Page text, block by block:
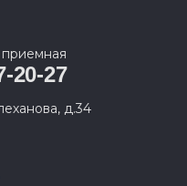
20-27
д.34